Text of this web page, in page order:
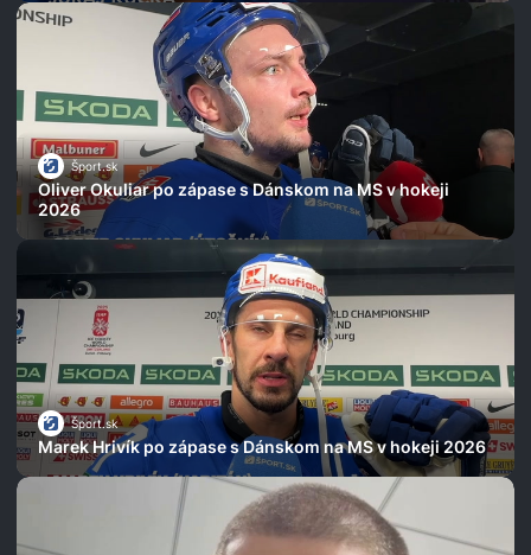
Šport.sk
Oliver Okuliar po zápase s Dánskom na MS v hokeji
2026
Šport.sk
Marek Hrivík po zápase s Dánskom na MS v hokeji 2026